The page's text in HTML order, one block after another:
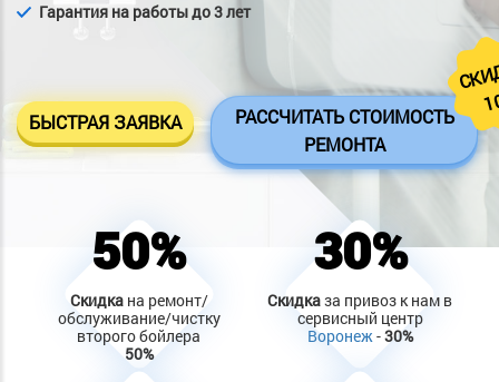
Гарантия на работы до 3 лет
БЫСТРАЯ ЗАЯВКА
РАССЧИТАТЬ СТОИМОСТЬ
РЕМОНТА
50%
Скидкана ремонт/
обслуживание/чистку
второго бойлера
50%
30%
Скидказа привоз к нам в
сервисный центр
Воронеж-30%